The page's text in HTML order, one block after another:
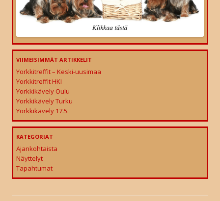
VIIMEISIMMÄT ARTIKKELIT
Yorkkitreffit – Keski-uusimaa
Yorkkitreffit HKI
Yorkkikävely Oulu
Yorkkikävely Turku
Yorkkikävely 17.5.
KATEGORIAT
Ajankohtaista
Näyttelyt
Tapahtumat